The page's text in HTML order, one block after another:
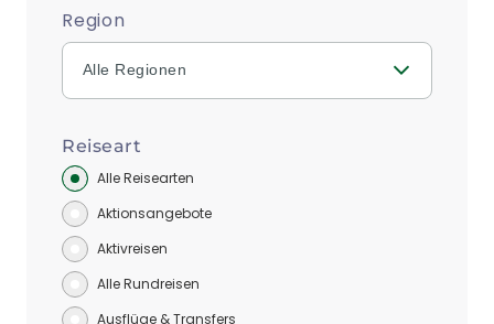
Region
Alle Regionen
Reiseart
Alle Reisearten
Aktionsangebote
Aktivreisen
Alle Rundreisen
Ausflüge & Transfers